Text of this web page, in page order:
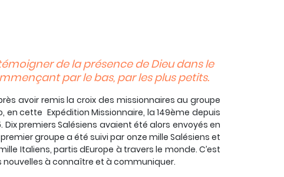
de la présence de Dieu dans le
par le bas, par les plus petits.
avoir remis la croix des missionnaires au groupe
en cette Expédition Missionnaire, la 149ème depuis
Dix premiers Salésiens avaient été alors envoyés en
groupe a été suivi par onze mille Salésiens et
Italiens, partis dEurope à travers le monde. C’est
nouvelles à connaître et à communiquer.